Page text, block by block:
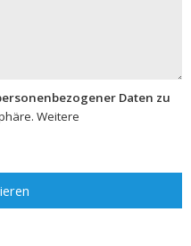
Daten zu
Weitere